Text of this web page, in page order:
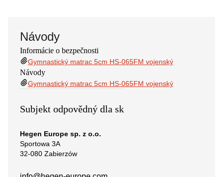
Návody
Informácie o bezpečnosti
Gymnastický matrac 5cm HS-065FM vojenský
Návody
Gymnastický matrac 5cm HS-065FM vojenský
Subjekt odpovědný dla sk
Hegen Europe sp. z o.o.
Sportowa 3A
32-080 Zabierzów